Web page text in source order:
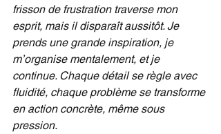
frisson de frustration traverse mon
esprit, mais il disparaît aussitôt. Je
prends une grande inspiration, je
m’organise mentalement, et je
continue. Chaque détail se règle avec
fluidité, chaque problème se transforme
en action concrète, même sous
pression.